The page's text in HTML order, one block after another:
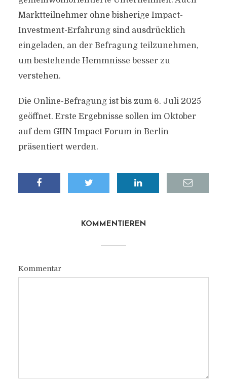
Marktteilnehmer ohne bisherige Impact-
Investment-Erfahrung sind ausdrücklich
eingeladen, an der Befragung teilzunehmen,
um bestehende Hemmnisse besser zu
verstehen.
Die Online-Befragung ist bis zum 6. Juli 2025
geöffnet. Erste Ergebnisse sollen im Oktober
auf dem GIIN Impact Forum in Berlin
präsentiert werden.
KOMMENTIEREN
Kommentar